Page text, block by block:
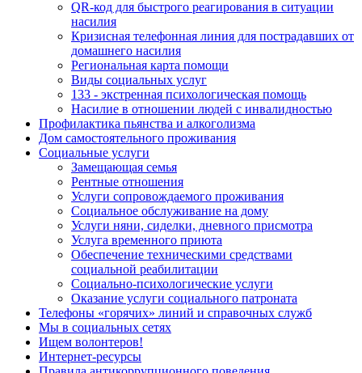
QR-код для быстрого реагирования в ситуации
насилия
Кризисная телефонная линия для пострадавших от
домашнего насилия
Региональная карта помощи
Виды социальных услуг
133 - экстренная психологическая помощь
Насилие в отношении людей с инвалидностью
Профилактика пьянства и алкоголизма
Дом самостоятельного проживания
Социальные услуги
Замещающая семья
Рентные отношения
Услуги сопровождаемого проживания
Социальное обслуживание на дому
Услуги няни, сиделки, дневного присмотра
Услуга временного приюта
Обеспечение техническими средствами
социальной реабилитации
Социально-психологические услуги
Оказание услуги социального патроната
Телефоны «горячих» линий и справочных служб
Мы в социальных сетях
Ищем волонтеров!
Интернет-ресурсы